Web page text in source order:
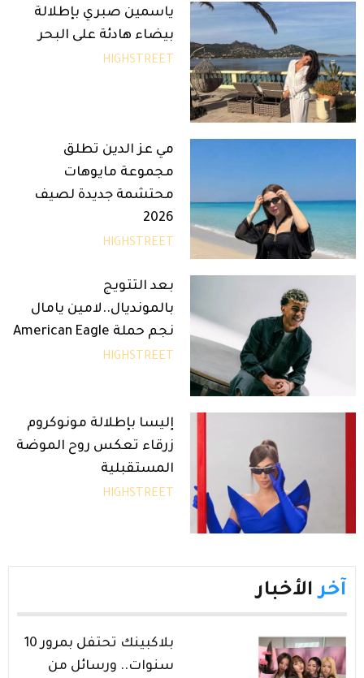
ياسمين صبري بإطلالة
بيضاء هادئة على البحر
HIGHSTREET
مي عز الدين تطلق
مجموعة مايوهات
محتشمة جديدة لصيف
2026
HIGHSTREET
بعد التتويج
بالمونديال..لامين يامال
نجم حملة American Eagle
HIGHSTREET
إليسا بإطلالة مونوكروم
زرقاء تعكس روح الموضة
المستقبلية
HIGHSTREET
آخر الأخبار
بلاكبينك تحتفل بمرور 10
سنوات.. ورسائل من